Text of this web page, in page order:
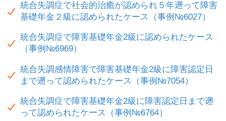
統合失調症で社会的治癒が認められ５年遡って障害
基礎年金２級に認められたケース（事例№6027）
統合失調症で障害基礎年金2級に認められたケース
（事例№6969）
統合失調感情障害で障害基礎年金2級に障害認定日
まで遡って認められたケース（事例№7054）
統合失調症で障害基礎年金2級に障害認定日まで遡
って認められたケース（事例№6764）